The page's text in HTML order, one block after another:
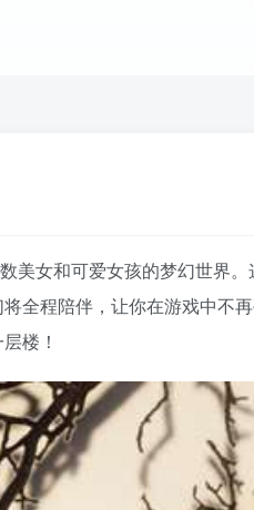
美女和可爱女孩的梦幻世界
全程陪伴，让你在游戏中不
楼！